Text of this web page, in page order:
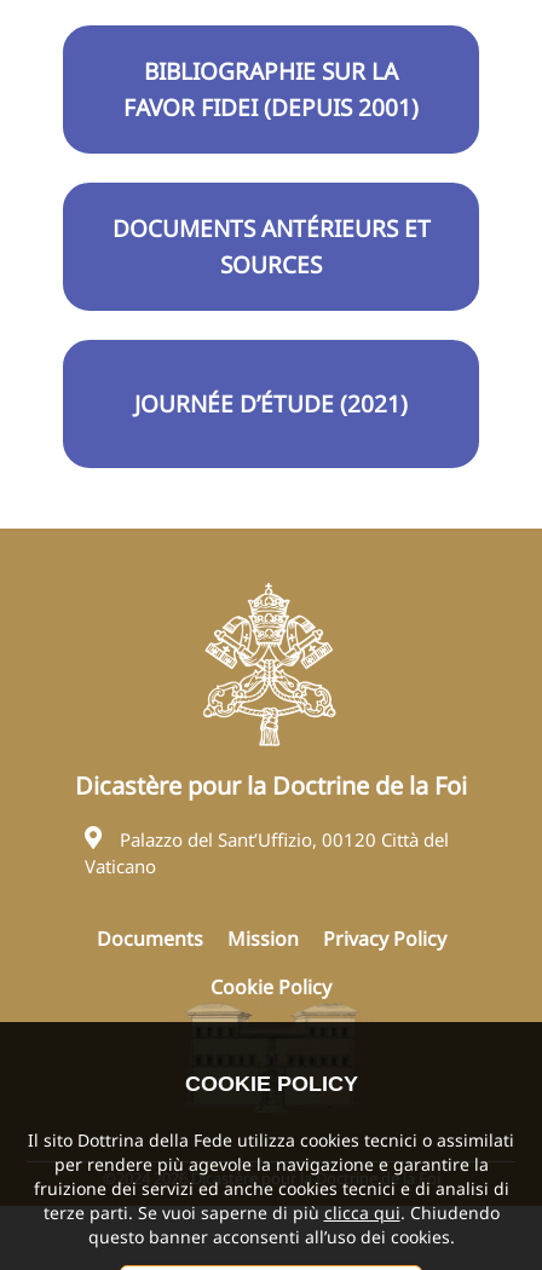
BIBLIOGRAPHIE SUR LA
FAVOR FIDEI (DEPUIS 2001)
DOCUMENTS ANTÉRIEURS ET
SOURCES
JOURNÉE D’ÉTUDE (2021)
Dicastère pour la Doctrine de la Foi
Palazzo del Sant’Uffizio, 00120 Città del
Vaticano
Documents Mission
Privacy Policy
Cookie Policy
©2024 2026 Dicastère pour la Doctrine de la Foi
COOKIE POLICY
Il sito Dottrina della Fede utilizza cookies tecnici o assimilati
per rendere più agevole la navigazione e garantire la
fruizione dei servizi ed anche cookies tecnici e di analisi di
terze parti. Se vuoi saperne di piùclicca qui. Chiudendo
questo banner acconsenti all’uso dei cookies.